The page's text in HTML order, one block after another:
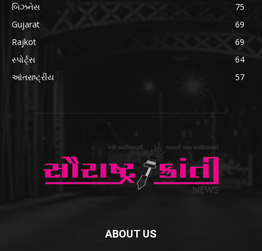
બિઝનેસ
75
Gujarat
69
Rajkot
69
સ્પોર્ટ્સ
64
આંતરાષ્ટ્રીય
57
ABOUT US